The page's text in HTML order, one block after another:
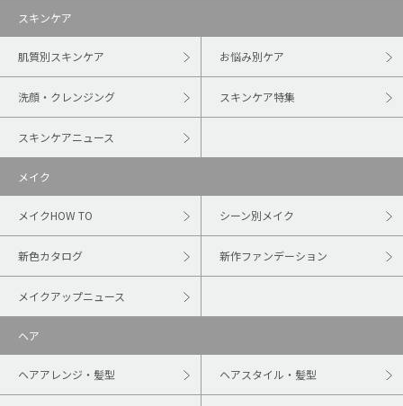
スキンケア
肌質別スキンケア お悩み別ケア
洗顔・クレンジング スキンケア特集
スキンケアニュース
メイク
メイクHOW TO シーン別メイク
新色カタログ 新作ファンデーション
メイクアップニュース
ヘア
ヘアアレンジ・髪型 ヘアスタイル・髪型